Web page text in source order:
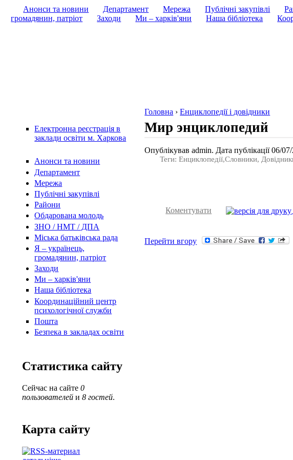
Анонси та новини Департамент Мережа Публічні закупівлі
громадянин, патріот
Заходи Ми – харків'яни Наша бібліотека
Електронна реєстрація в
заклади освіти м. Харкова
Анонси та новини
Департамент
Мережа
Публічні закупівлі
Райони
Обдарована молодь
ЗНО / НМТ / ДПА
Міська батьківська рада
Я – українець,
громадянин, патріот
Заходи
Ми – харків'яни
Наша бібліотека
Координаційний центр
психологічної служби
Пошта
Безпека в закладах освіти
Статистика сайту
Сейчас на сайте0
пользователей и8 гостей.
Карта сайту
Головна ›Енциклопедії і довідники
Мир энциклопедий
Опублікував admin. Дата публікації 06/
Теги: Енциклопедії,Словники,
Коментувати
Перейти вгору